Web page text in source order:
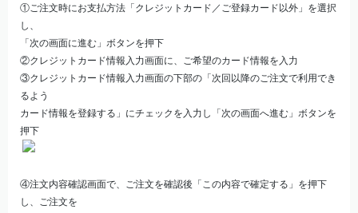
①ご注文時にお支払方法「クレジットカード／ご登録カード以外」を選択
し、
「次の画面に進む」ボタンを押下
②クレジットカード情報入力画面に、ご希望のカード情報を入力
③クレジットカード情報入力画面の下部の「次回以降のご注文で利用でき
るよう
カード情報を登録する」にチェックを入力し「次の画面へ進む」ボタンを
押下
④注文内容確認画面で、ご注文を確認後「この内容で確定する」を押下
し、ご注文を